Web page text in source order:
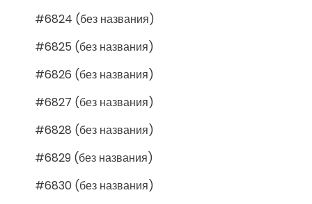
#6824 (без названия)
#6825 (без названия)
#6826 (без названия)
#6827 (без названия)
#6828 (без названия)
#6829 (без названия)
#6830 (без названия)